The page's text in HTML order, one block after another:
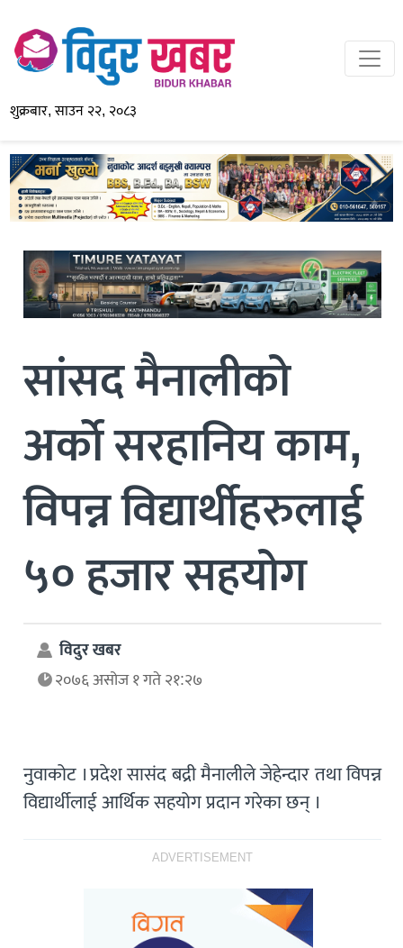
शुक्रबार, साउन २२, २०८३
सांसद मैनालीको
अर्काे सरहानिय काम,
विपन्न विद्यार्थीहरुलाई
५० हजार सहयोग
विदुर खबर
२०७६ असोज १ गते २१:२७
नुवाकोट । प्रदेश सासंद बद्री मैनालीले जेहेन्दार तथा विपन्न
विद्यार्थीलाई आर्थिक सहयोग प्रदान गरेका छन् ।
ADVERTISEMENT